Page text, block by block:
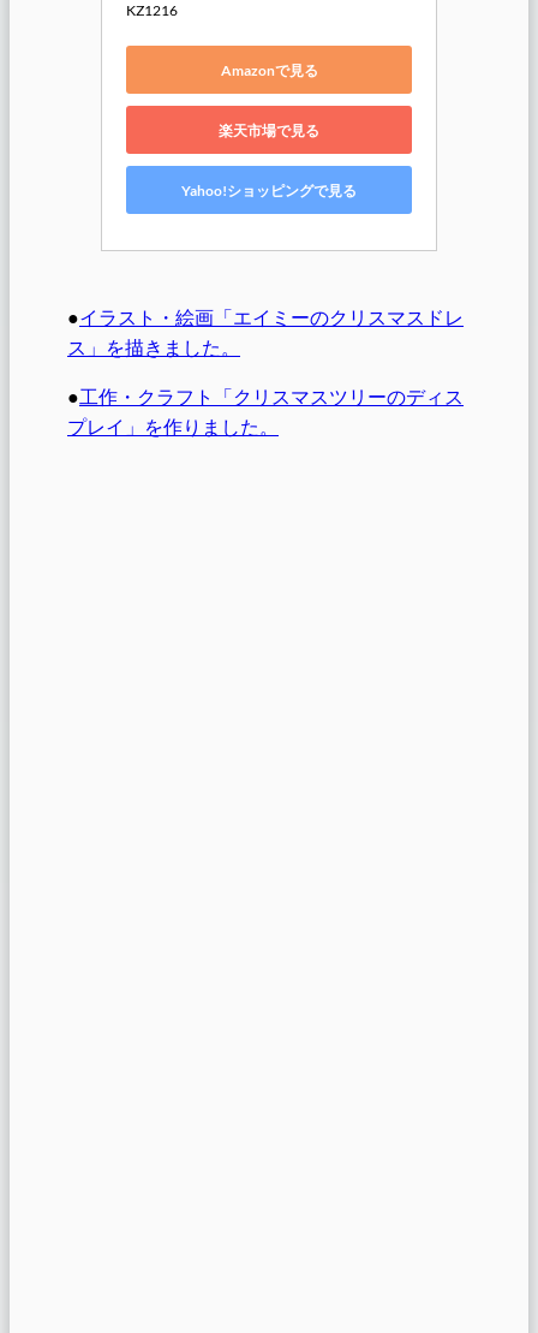
KZ1216
Amazonで見る
楽天市場で見る
Yahoo!ショッピングで見る
●イラスト・絵画「エイミーのクリスマスドレ
ス」を描きました。
●工作・クラフト「クリスマスツリーのディス
プレイ」を作りました。